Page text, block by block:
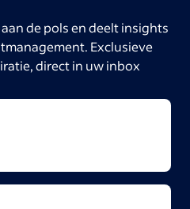
de pols en deelt insights
Exclusieve
direct in uw inbox